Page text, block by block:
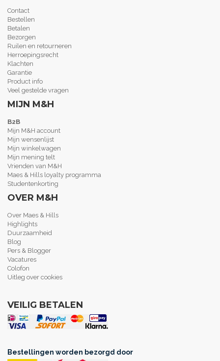
Contact
Bestellen
Betalen
Bezorgen
Ruilen en retourneren
Herroepingsrecht
Klachten
Garantie
Product info
Veel gestelde vragen
MIJN M&H
B2B
Mijn M&H account
Mijn wensenlijst
Mijn winkelwagen
Mijn mening telt
Vrienden van M&H
Maes & Hills loyalty programma
Studentenkorting
OVER M&H
Over Maes & Hills
Highlights
Duurzaamheid
Blog
Pers & Blogger
Vacatures
Colofon
Uitleg over cookies
VEILIG BETALEN
Bestellingen worden bezorgd door